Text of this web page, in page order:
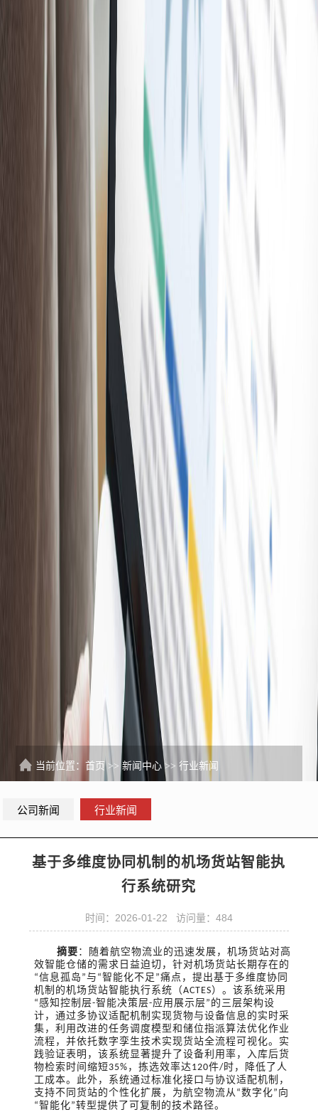
当前位置：首页>>新闻中心 >>行业新闻
公司新闻 行业新闻
基于多维度协同机制的机场货站智能执
行系统研究
时间：2026-01-22 访问量：484
摘要 ：
随着航空物流业的迅速发展，机场货站对高
效智能仓储的需求日益迫切，针对机场货站长期存在的
“信息孤岛 ”与 “智能化不足 ”痛点，提出基于多维度协同
机制的机场货站智能执行系统（ACTES）。该系统采用
“感知控制层-智能决策层-应用展示层” 的三层架构设
计，通过多协议适配机制实现货物与设备信息的实时采
集，利用改进的任务调度模型和储位指派算法优化作业
流程，并依托数字孪生技术实现货站全流程可视化。实
践验证表明，该系统显著提升了设备利用率，入库后货
物检索时间缩短 35% ，拣选效率达120件/时，降低了人
工成本。此外，系统通过标准化接口与协议适配机制，
支持不同货站的个性化扩展，为航空物流从 “数字化” 向
“智能化”转型提供了可复制的技术路径。